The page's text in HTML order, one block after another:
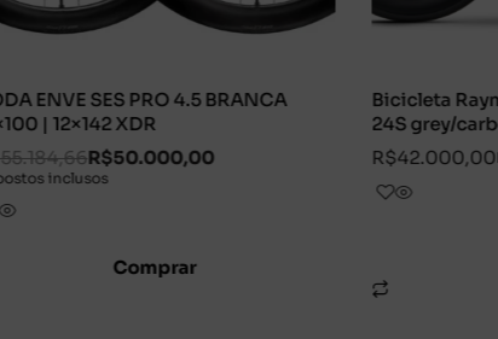
Bicicleta Raymon Arva Pro 700, 105 Di2
24S grey/carbon
R$42.000,00Impostos inclusos
stealth